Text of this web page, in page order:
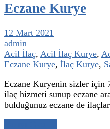
Eczane Kurye
12 Mart 2021
admin
Acil İlaç, Acil İlaç Kurye,
Eczane Kurye, İlaç Kurye,
Eczane Kuryenin sizler için
ilaç hizmeti sunup eczane
bulduğunuz eczane de